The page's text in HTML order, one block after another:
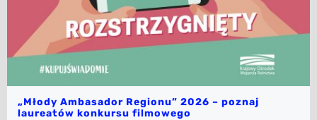
„Młody Ambasador Regionu” 2026 – poznaj
laureatów konkursu filmowego